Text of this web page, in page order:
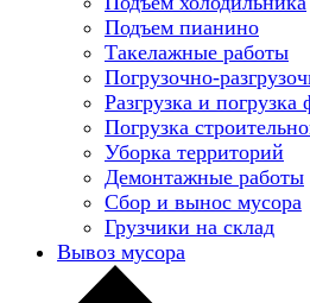
Подъем пианино
Такелажные работы
Погрузочно-
Разгрузка и погрузка
Погрузка
Уборка территорий
Демонтажные работы
Сбор и вынос мусора
Грузчики на склад
Вывоз мусора